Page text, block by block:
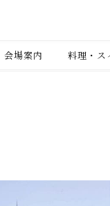
会場案内 料理・ス